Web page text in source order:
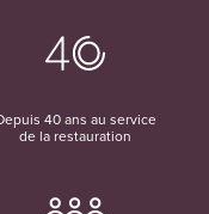
40 ans au service
de la restauration